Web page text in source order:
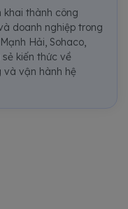
thành công
doanh nghiệp trong
Hải, Sohaco,
kiến thức về
và vận hành hệ